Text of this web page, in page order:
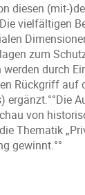
diesen (mit-
vielfältigen
zum
durch
Rückgriff auf
von
Thematik
gewinnt.°°